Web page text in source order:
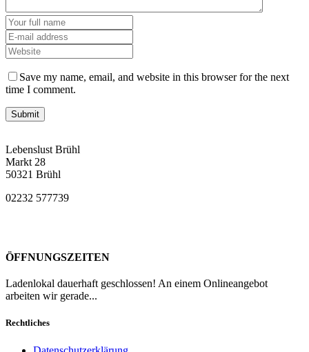
Save my name, email, and website in this browser for the next
time I comment.
Lebenslust Brühl
Markt 28
50321 Brühl
02232 577739
ÖFFNUNGSZEITEN
Ladenlokal dauerhaft geschlossen! An einem Onlineangebot
arbeiten wir gerade...
Rechtliches